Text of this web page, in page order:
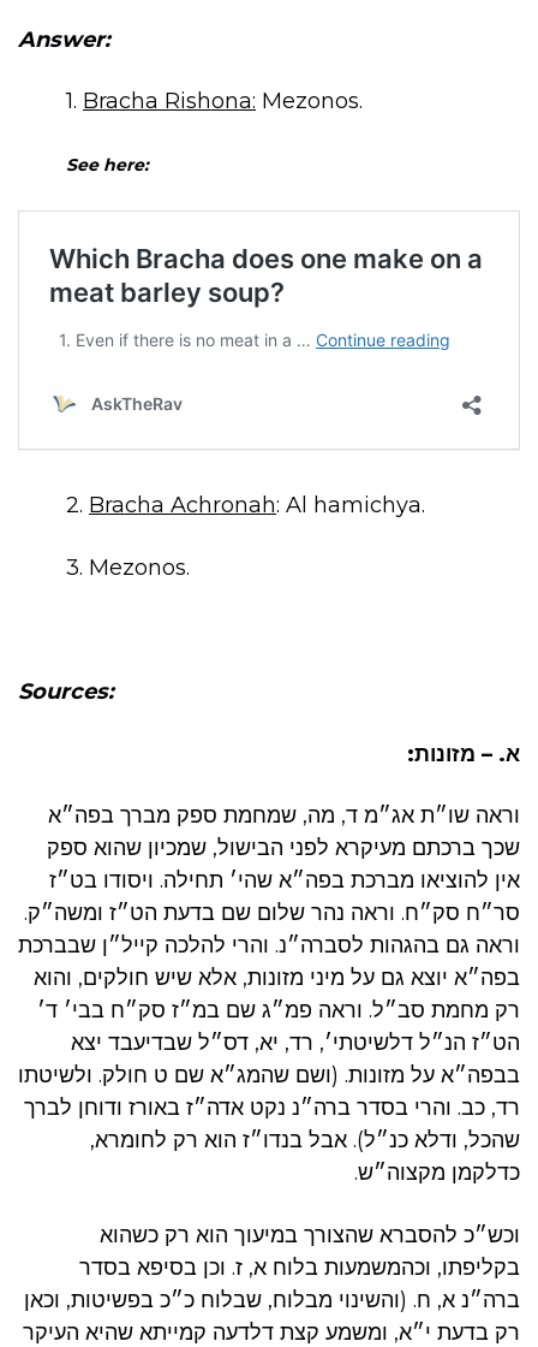
Answer:
1. Bracha Rishona: Mezonos.
See here:
2. Bracha Achronah: Al hamichya.
3. Mezonos.
Sources:
א. – מזונות:
וראה שו״ת אג״מ ד, מה, שמחמת ספק מברך בפה״א
שכך ברכתם מעיקרא לפני הבישול, שמכיון שהוא ספק
אין להוציאו מברכת בפה״א שהי׳ תחילה. ויסודו בט״ז
סר״ח סק״ח. וראה נהר שלום שם בדעת הט״ז ומשה״ק.
וראה גם בהגהות לסברה״נ. והרי להלכה קייל״ן שבברכת
בפה״א יוצא גם על מיני מזונות, אלא שיש חולקים, והוא
רק מחמת סב״ל. וראה פמ״ג שם במ״ז סק״ח בבי׳ ד׳
הט״ז הנ״ל דלשיטתי׳, רד, יא, דס״ל שבדיעבד יצא
בבפה״א על מזונות. (ושם שהמג״א שם ט חולק. ולשיטתו
רד, כב. והרי בסדר ברה״נ נקט אדה״ז באורז ודוחן לברך
שהכל, ודלא כנ״ל). אבל בנדו״ז הוא רק לחומרא,
כדלקמן מקצוה״ש.
וכש״כ להסברא שהצורך במיעוך הוא רק כשהוא
בקליפתו, וכהמשמעות בלוח א, ז. וכן בסיפא בסדר
ברה״נ א, ח. (והשינוי מבלוח, שבלוח כ״כ בפשיטות, וכאן
רק בדעת י״א, ומשמע קצת דלדעה קמייתא שהיא העיקר